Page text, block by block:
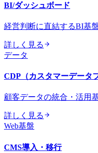
BI/ダッシュボード
経営判断に直結するBI基
詳しく見る
データ
CDP（カスタマーデータ
顧客データの統合・活用
詳しく見る
Web基盤
CMS導入・移行